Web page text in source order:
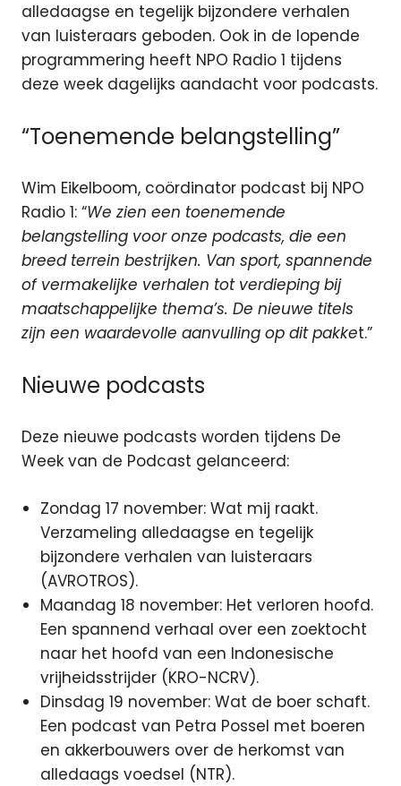
alledaagse en tegelijk bijzondere verhalen
van luisteraars geboden. Ook in de lopende
programmering heeft NPO Radio 1 tijdens
deze week dagelijks aandacht voor podcasts.
“Toenemende belangstelling”
Wim Eikelboom, coördinator podcast bij NPO
Radio 1: “We zien een toenemende
belangstelling voor onze podcasts, die een
breed terrein bestrijken. Van sport, spannende
of vermakelijke verhalen tot verdieping bij
maatschappelijke thema’s. De nieuwe titels
zijn een waardevolle aanvulling op dit pakket.”
Nieuwe podcasts
Deze nieuwe podcasts worden tijdens De
Week van de Podcast gelanceerd:
Zondag 17 november: Wat mij raakt.
Verzameling alledaagse en tegelijk
bijzondere verhalen van luisteraars
(AVROTROS).
Maandag 18 november: Het verloren hoofd.
Een spannend verhaal over een zoektocht
naar het hoofd van een Indonesische
vrijheidsstrijder (KRO-NCRV).
Dinsdag 19 november: Wat de boer schaft.
Een podcast van Petra Possel met boeren
en akkerbouwers over de herkomst van
alledaags voedsel (NTR).